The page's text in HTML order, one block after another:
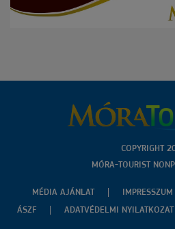
COPYRIGHT
MÓRA-TOURIST
MÉDIA AJÁNLAT IMPRESSZUM
ÁSZF
ADATVÉDELMI NYILATKOZAT